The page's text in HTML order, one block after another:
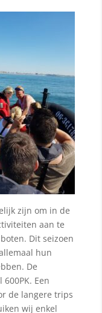
zijn om in de
aan te
Dit seizoen
hun
De
Een
de langere trips
wij enkel